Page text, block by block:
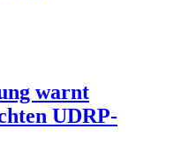
warnt
UDRP-